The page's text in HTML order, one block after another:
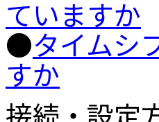
ていますか
●タイムシ
すか
接続・設定